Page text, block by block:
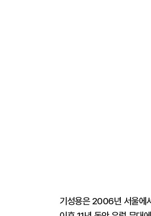
기성용은 2006년 서울에